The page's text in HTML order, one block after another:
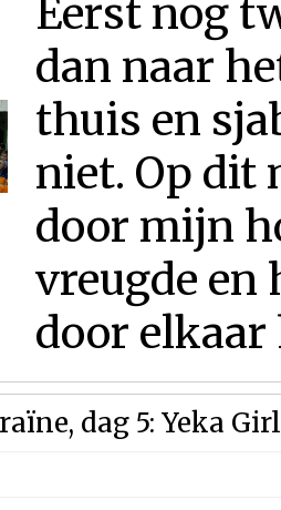
Eerst nog
dan naar
thuis en
niet. Op dit
door mijn
vreugde en
door elkaar
dag 5: Yeka